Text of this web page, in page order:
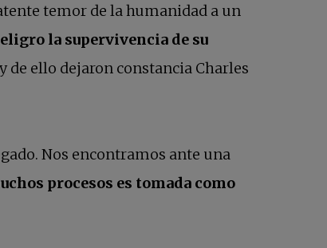
temor de la humanidad a un
la supervivencia de su
de ello dejaron constancia Charles
Nos encontramos ante una
procesos es tomada como